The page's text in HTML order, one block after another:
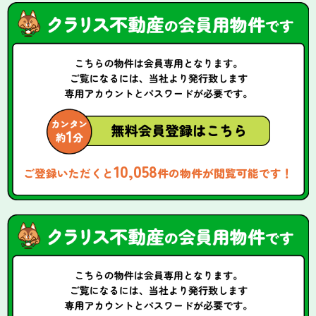
ご登録いただくと10,058件の物件が閲覧可能です！